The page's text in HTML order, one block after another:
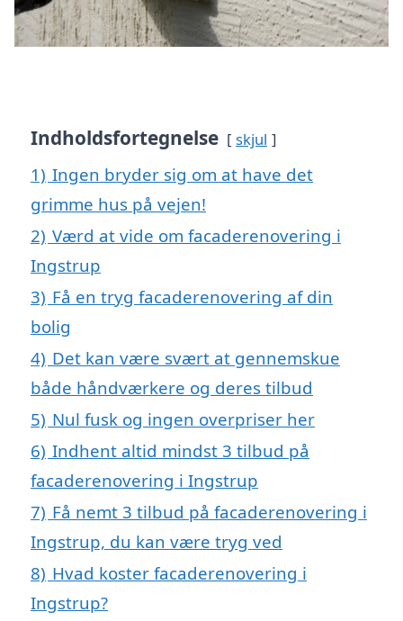
Indholdsfortegnelse skjul
1) Ingen bryder sig om at have det
grimme hus på vejen!
2) Værd at vide om facaderenovering i
Ingstrup
3) Få en tryg facaderenovering af din
bolig
4) Det kan være svært at gennemskue
både håndværkere og deres tilbud
5) Nul fusk og ingen overpriser her
6) Indhent altid mindst 3 tilbud på
facaderenovering i Ingstrup
7) Få nemt 3 tilbud på facaderenovering i
Ingstrup, du kan være tryg ved
8) Hvad koster facaderenovering i
Ingstrup?